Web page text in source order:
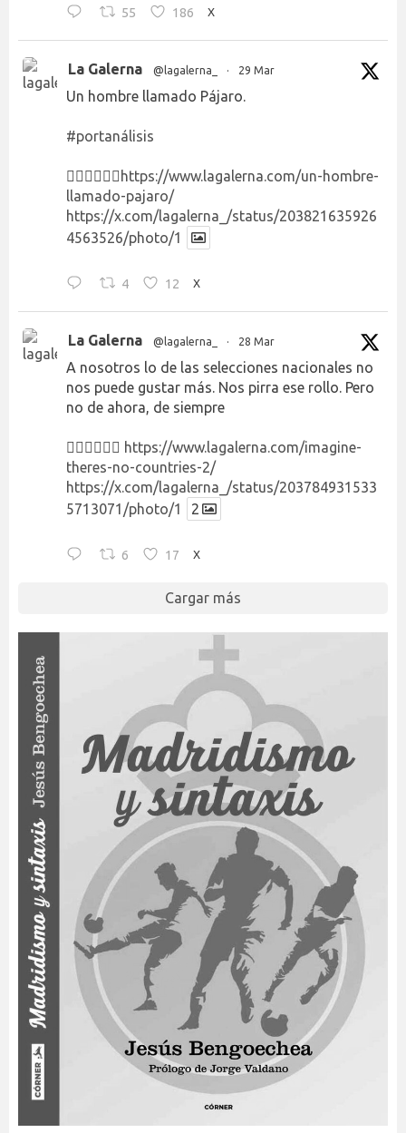
55 186 X
La Galerna @lagalerna_ · 29 Mar
Un hombre llamado Pájaro.
#portanálisis
👉🏻👉🏻👉🏻 https://www.lagalerna.com/un-hombre-
llamado-pajaro/
https://x.com/lagalerna_/status/203821635926
4563526/photo/1
4 12 X
La Galerna @lagalerna_ · 28 Mar
A nosotros lo de las selecciones nacionales no
nos puede gustar más. Nos pirra ese rollo. Pero
no de ahora, de siempre
👉🏻👉🏻👉🏻 https://www.lagalerna.com/imagine-
theres-no-countries-2/
https://x.com/lagalerna_/status/203784931533
5713071/photo/1
2
6 17 X
Cargar más